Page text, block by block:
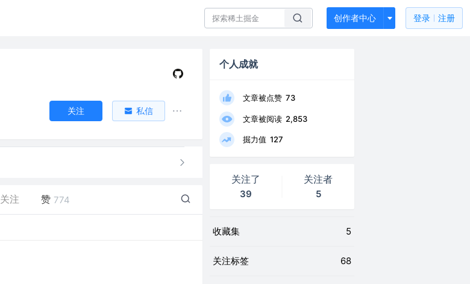
创作者中心 登录 注册
关注 私信
关注 赞 774
个人成就
文章被点赞 73
文章被阅读 2,853
掘力值 127
关注了
39
关注者
5
收藏集 5
关注标签 68